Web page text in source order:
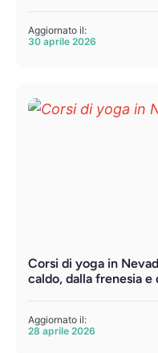
Aggiornato il:
30 aprile 2026
Corsi di yoga in
caldo, dalla frenesia e
Aggiornato il:
28 aprile 2026